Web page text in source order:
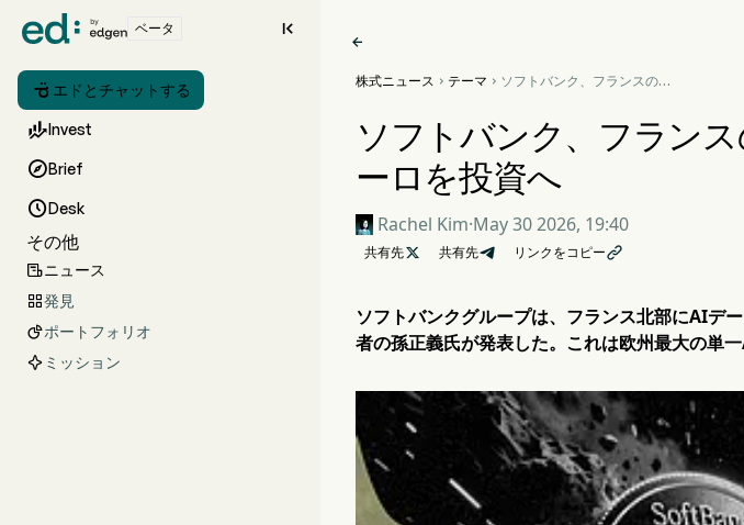
ベータ 
 エドとチャットする
Invest
Brief
Desk
その他
ニュース
発見
ポートフォリオ
ミッション

株式ニュース  テーマ  ソフトバンク、フランスのAI
ソフトバンク、フラン
ーロを投資へ
Rachel Kim·May 30 2026, 19:40
共有先 共有先 リンクをコピー
ソフトバンクグループは、フランス北部にAIデ
者の孫正義氏が発表した。これは欧州最大の単